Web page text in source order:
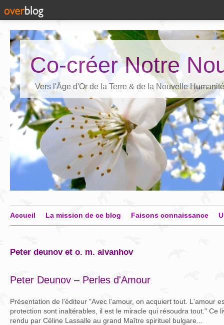
Co-créer Notre
Vers l'Âge d'Or de la Terre & de la Nouvelle Humanité
Accueil La mission de ce blog Faisons connaissance
peter deunov et o. m. aivanhov
Peter Deunov – Perles d'Amour
Présentation de l'éditeur "Avec l'amour, on acquiert tout. L'amour
protection sont inaltérables, il est le miracle qui résoudra tout." Ce
rendu par Céline Lassalle au grand Maître spirituel bulgare...